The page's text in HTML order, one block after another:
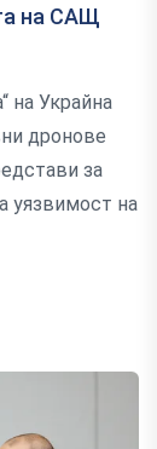
на САЩ
на Украйна
дронове
за
уязвимост на